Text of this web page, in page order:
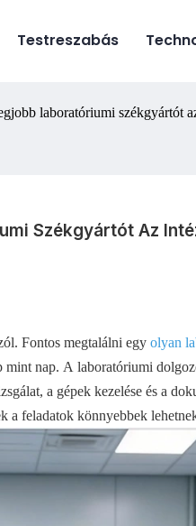
Testreszabás
laboratóriumi székgyártót
Székgyártót Az
Fontos megtalálni egy olyan
nap. A laboratóriumi
a gépek kezelése és a
a feladatok könnyebbek